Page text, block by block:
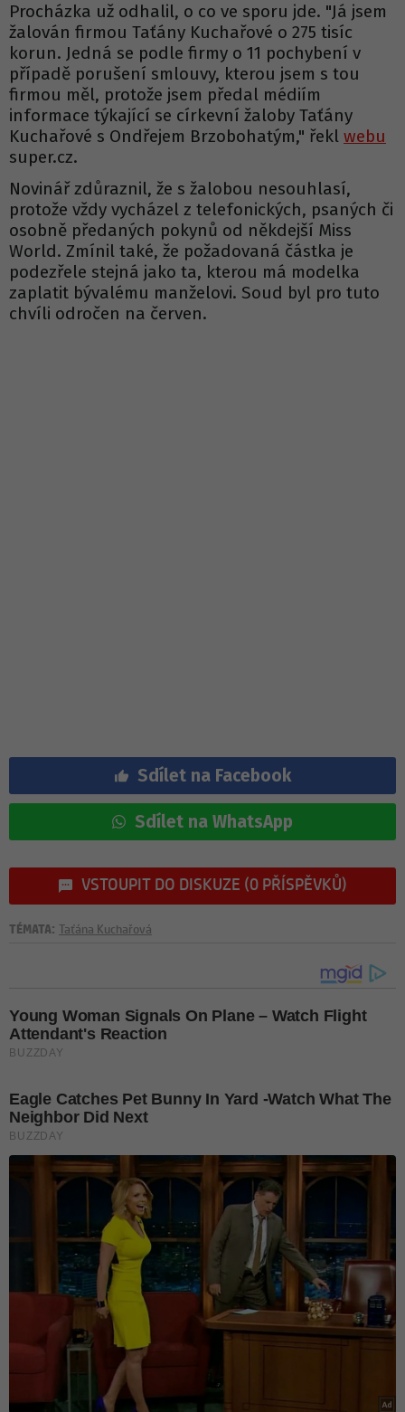
Procházka už odhalil, o co ve sporu jde. "Já jsem
žalován firmou Taťány Kuchařové o 275 tisíc
korun. Jedná se podle firmy o 11 pochybení v
případě porušení smlouvy, kterou jsem s tou
firmou měl, protože jsem předal médiím
informace týkající se církevní žaloby Taťány
Kuchařové s Ondřejem Brzobohatým," řekl webu
super.cz.
Novinář zdůraznil, že s žalobou nesouhlasí,
protože vždy vycházel z telefonických, psaných či
osobně předaných pokynů od někdejší Miss
World. Zmínil také, že požadovaná částka je
podezřele stejná jako ta, kterou má modelka
zaplatit bývalému manželovi. Soud byl pro tuto
chvíli odročen na červen.
Sdílet na Facebook
Sdílet na WhatsApp
VSTOUPIT DO DISKUZE (0 PŘÍSPĚVKŮ)
TÉMATA: Taťána Kuchařová